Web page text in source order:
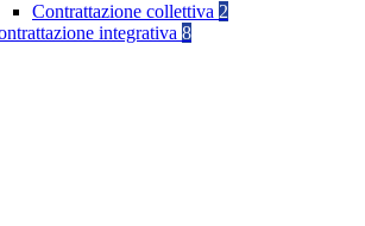
Contrattazione collettiva 2
integrativa 8